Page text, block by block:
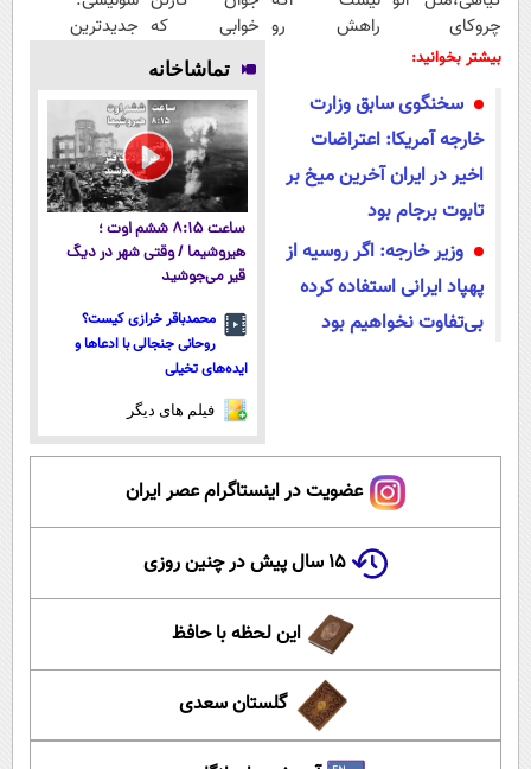
چروکای
پوستتوصاف
راهش رو خوابی که
میلیاردر شد.
آموزش رایگان
جدیدترین
پرداخت قسطی
بیشتر بخوانید:
سخنگوی سابق وزارت
خارجه آمریکا: اعتراضات
اخیر در ایران آخرین میخ بر
تابوت برجام بود
وزیر خارجه: اگر روسیه از
پهپاد ایرانی استفاده کرده
بی‌تفاوت نخواهیم بود
تماشاخانه
ساعت ۸:۱۵ ششم اوت ؛
هیروشیما / وقتی شهر در دیگ
قیر می‌جوشید
محمدباقر خرازی کیست؟
روحانی جنجالی با ادعاها و
ایده‌های تخیلی
فیلم های دیگر
عضویت در اینستاگرام عصر ایران
۱۵ سال پیش در چنین روزی
این لحظه با حافظ
گلستان سعدی